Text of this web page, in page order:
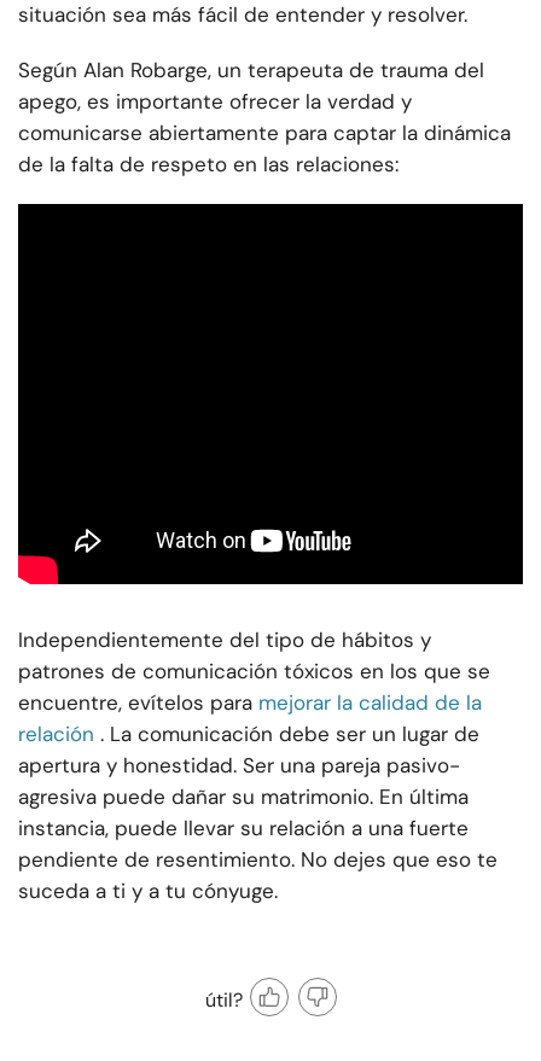
situación sea más fácil de entender y resolver.
Según Alan Robarge, un terapeuta de trauma del
apego, es importante ofrecer la verdad y
comunicarse abiertamente para captar la dinámica
de la falta de respeto en las relaciones:
Independientemente del tipo de hábitos y
patrones de comunicación tóxicos en los que se
encuentre, evítelos para mejorar la calidad de la
relación . La comunicación debe ser un lugar de
apertura y honestidad. Ser una pareja pasivo-
agresiva puede dañar su matrimonio. En última
instancia, puede llevar su relación a una fuerte
pendiente de resentimiento. No dejes que eso te
suceda a ti y a tu cónyuge.
útil?